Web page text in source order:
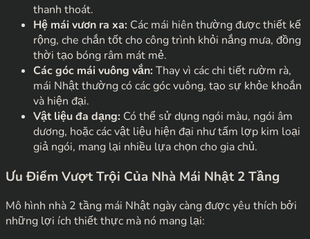
thanh thoát.
Hệ mái vươn ra xa: Các mái hiên thường được thiết kế
rộng, che chắn tốt cho công trình khỏi nắng mưa, đồng
thời tạo bóng râm mát mẻ.
Các góc mái vuông vắn:Thay vì các chi tiết rườm rà,
mái Nhật thường có các góc vuông, tạo sự khỏe khoắn
và hiện đại.
Vật liệu đa dạng: Có thể sử dụng ngói màu, ngói âm
dương, hoặc các vật liệu hiện đại như tấm lợp kim loại
giả ngói, mang lại nhiều lựa chọn cho gia chủ.
Ưu Điểm Vượt Trội Của Nhà Mái Nhật 2 Tầng
Mô hình nhà 2 tầng mái Nhật ngày càng được yêu thích bởi
những lợi ích thiết thực mà nó mang lại: